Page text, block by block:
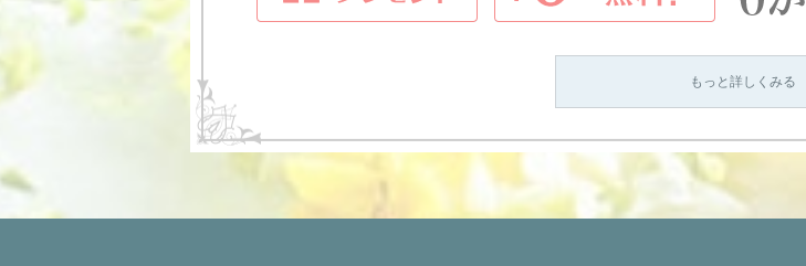
もっと詳しくみる